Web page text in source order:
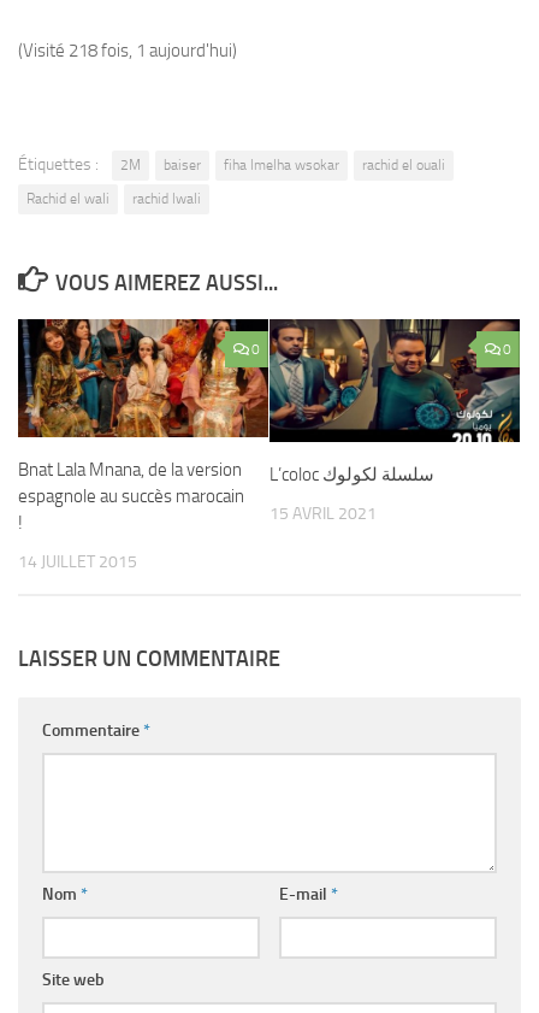
(Visité 218 fois, 1 aujourd'hui)
Étiquettes : 2M baiser fiha lmelha wsokar
rachid el ouali
Rachid el wali
rachid lwali
VOUS AIMEREZ AUSSI...
0
Bnat Lala Mnana, de la version
espagnole au succès marocain
!
14 JUILLET 2015
0
L’coloc سلسلة لكولوك
15 AVRIL 2021
LAISSER UN COMMENTAIRE
Commentaire*
Nom * E-mail *
Site web